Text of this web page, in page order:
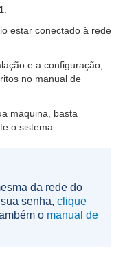
.
estar conectado à rede
e a configuração,
no manual de
máquina, basta
o sistema.
da rede do
senha, clique
o manual de